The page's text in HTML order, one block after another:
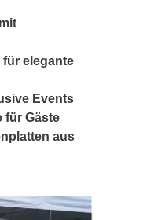
für elegante
Events
für Gäste
aus